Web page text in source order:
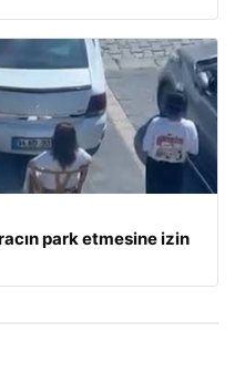
park etmesine izin